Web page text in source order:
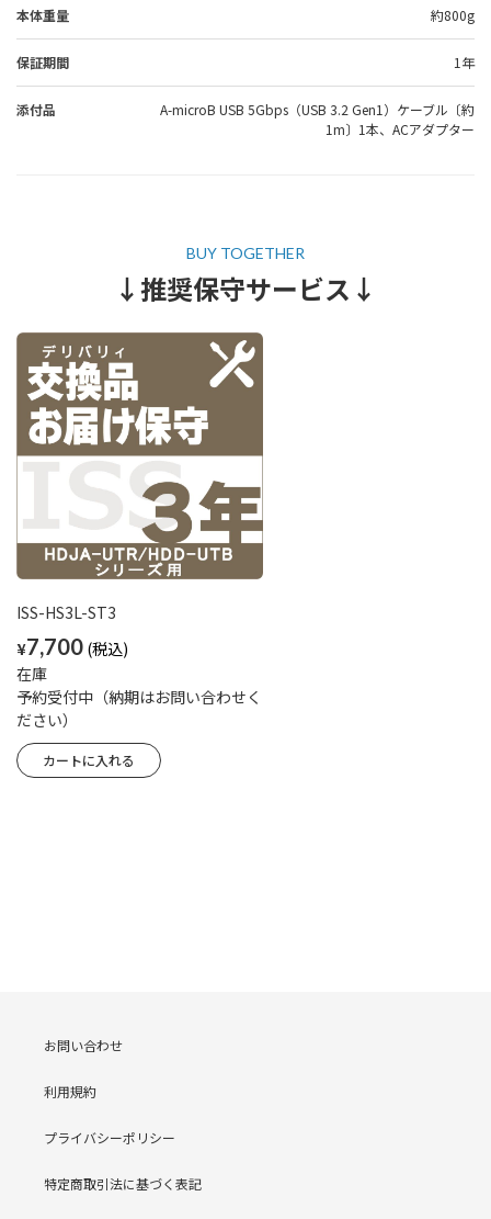
↓推奨保守サービス↓
ISS-HS3L-ST3
¥7,700
在庫
予約受付中（納期はお問い合わせく
ださい）
本体重量 約800g
保証期間 1年
添付品
A-microB USB 5Gbps（USB 3.2 Gen1）ケーブル〔約
1m〕1本、ACアダプター
お問い合わせ
利用規約
プライバシーポリシー
特定商取引法に基づく表記